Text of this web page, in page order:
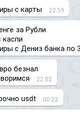
с карты 22:59
за Рубли
каспи
с Дениз банка по
безнал
22:02
usdt 00:22